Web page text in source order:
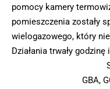
pomocy kamery
pomieszczenia zostały
wielogazowego, który
Działania trwały godzinę
GBA,